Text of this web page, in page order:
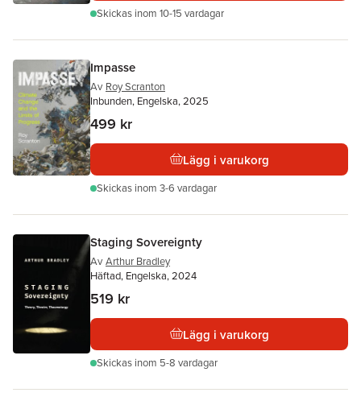
Skickas inom 10-15 vardagar
Impasse
Av Roy Scranton
Inbunden, Engelska, 2025
499 kr
Lägg i varukorg
Skickas inom 3-6 vardagar
Staging Sovereignty
Av Arthur Bradley
Häftad, Engelska, 2024
519 kr
Lägg i varukorg
Skickas inom 5-8 vardagar